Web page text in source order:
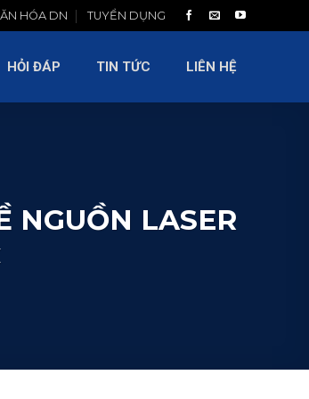
HÓA DN TUYỂN DỤNG
HỎI ĐÁP TIN TỨC LIÊN HỆ
NGUỒN LASER